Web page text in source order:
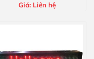
Giá: Liên hệ